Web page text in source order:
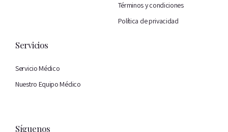
Términos y condiciones
Política de privacidad
Servicios
Servicio Médico
Nuestro Equipo Médico
Síguenos